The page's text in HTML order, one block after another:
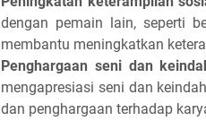
dengan pemain lain, seperti
membantu meningkatkan
Penghargaan seni dan
mengapresiasi seni dan
dan penghargaan terhadap